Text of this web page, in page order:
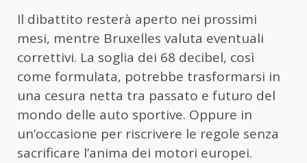
Il dibattito resterà aperto nei prossimi
mesi, mentre Bruxelles valuta eventuali
correttivi. La soglia dei 68 decibel, così
come formulata, potrebbe trasformarsi in
una cesura netta tra passato e futuro del
mondo delle auto sportive. Oppure in
un’occasione per riscrivere le regole senza
sacrificare l’anima dei motori europei.